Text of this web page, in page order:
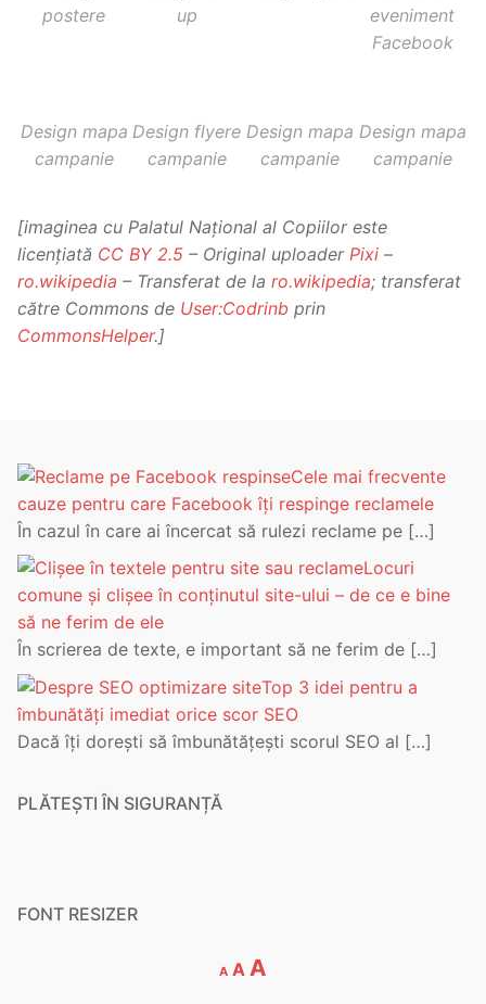
postere
up
eveniment
Facebook
Design mapa
campanie
Design flyere
campanie
Design mapa
campanie
Design mapa
campanie
[imaginea cu Palatul Național al Copiilor este
licențiată CC BY 2.5 – Original uploader Pixi –
ro.wikipedia – Transferat de la ro.wikipedia; transferat
către Commons de User:Codrinb prin
CommonsHelper.]
Cele mai frecvente
cauze pentru care Facebook îți respinge reclamele
În cazul în care ai încercat să rulezi reclame pe […]
Locuri
comune și clișee în conținutul site-ului – de ce e bine
să ne ferim de ele
În scrierea de texte, e important să ne ferim de […]
Top 3 idei pentru a
îmbunătăți imediat orice scor SEO
Dacă îți dorești să îmbunătățești scorul SEO al […]
PLĂTEȘTI ÎN SIGURANȚĂ
FONT RESIZER
A
Decrease
font
A Reset
A